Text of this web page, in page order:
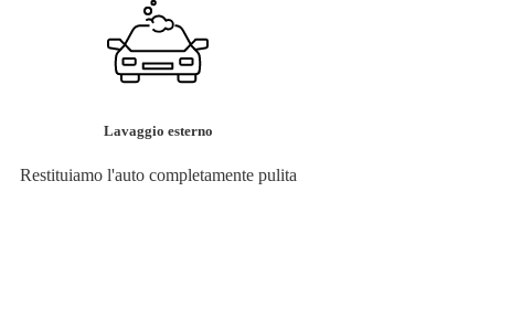
Lavaggio esterno
Restituiamo l'auto completamente pulita